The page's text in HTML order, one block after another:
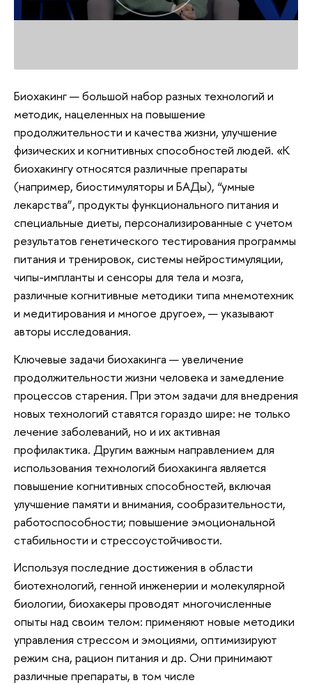
Биохакинг — большой набор разных технологий и
методик, нацеленных на повышение
продолжительности и качества жизни, улучшение
физических и когнитивных способностей людей. «К
биохакингу относятся различные препараты
(например, биостимуляторы и БАДы), “умные
лекарства”, продукты функционального питания и
специальные диеты, персонализированные с учетом
результатов генетического тестирования программы
питания и тренировок, системы нейростимуляции,
чипы-импланты и сенсоры для тела и мозга,
различные когнитивные методики типа мнемотехник
и медитирования и многое другое», — указывают
авторы исследования.
Ключевые задачи биохакинга — увеличение
продолжительности жизни человека и замедление
процессов старения. При этом задачи для внедрения
новых технологий ставятся гораздо шире: не только
лечение заболеваний, но и их активная
профилактика. Другим важным направлением для
использования технологий биохакинга является
повышение когнитивных способностей, включая
улучшение памяти и внимания, сообразительности,
работоспособности; повышение эмоциональной
стабильности и стрессоустойчивости.
Используя последние достижения в области
биотехнологий, генной инженерии и молекулярной
биологии, биохакеры проводят многочисленные
опыты над своим телом: применяют новые методики
управления стрессом и эмоциями, оптимизируют
режим сна, рацион питания и др. Они принимают
различные препараты, в том числе